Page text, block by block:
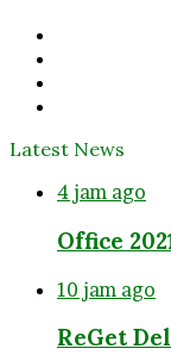
Latest News
4 jam ago
Office
10 jam ago
ReGet